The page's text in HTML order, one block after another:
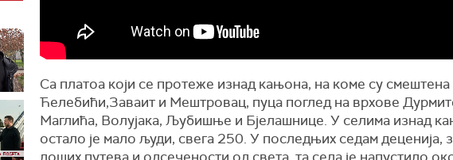
Са платоа који се протеже изнад кањона, на коме су смештена
Ћелебићи,Заваит и Мештровац, пуца поглед на врхове
Маглића, Волујака, Љубишње и Бјелашнице. У селима изнад
остало је мало људи, свега 250. У последњих седам деценија,